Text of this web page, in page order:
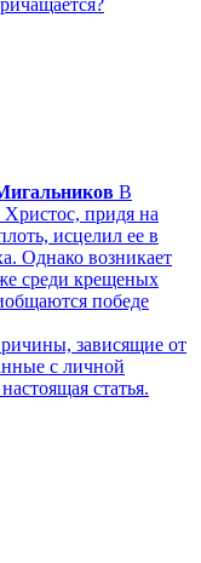
В
придя на
исцелил ее в
Однако возникает
среди крещеных
победе
зависящие от
с личной
статья.